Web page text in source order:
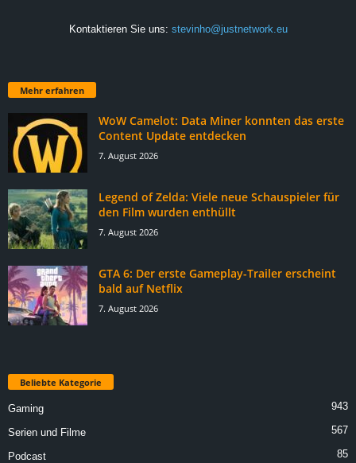
Kontaktieren Sie uns: stevinho@justnetwork.eu
Mehr erfahren
WoW Camelot: Data Miner konnten das erste
Content Update entdecken
7. August 2026
Legend of Zelda: Viele neue Schauspieler für
den Film wurden enthüllt
7. August 2026
GTA 6: Der erste Gameplay-Trailer erscheint
bald auf Netflix
7. August 2026
Beliebte Kategorie
Gaming 943
Serien und Filme 567
Podcast 85